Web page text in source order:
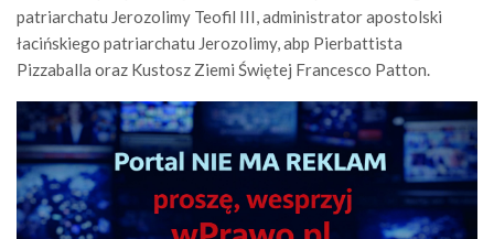
patriarchatu Jerozolimy Teofil III, administrator apostolski
łacińskiego patriarchatu Jerozolimy, abp Pierbattista
Pizzaballa oraz Kustosz Ziemi Świętej Francesco Patton.